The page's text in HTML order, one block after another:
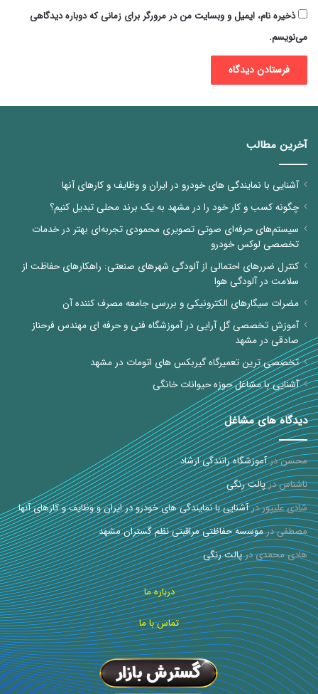
ذخیره نام، ایمیل و وبسایت من در مرورگر برای زمانی که دوباره دیدگاهی
می‌نویسم.
آخرین مطالب
آشنایی با نمایندگی های خودرو در ایران و وظایف و کارهای آنها
چگونه کسب و کار خود را در مشهد به یک برند محلی تبدیل کنیم؟
سیستم‌های حرفه‌ای صوتی تصویری محمودی تجربه‌ای بهتر در خدمات
تخصصی لوکس خودرو
کنترل ضررهای احتمالی از آلودگی شهرهای صنعتی: راهکارهای حفاظت از
سلامت در آلودگی هوا
مضرات سیگارهای الکترونیکی و بررسی جامعه مصرف کننده آن
آموزش تخصصی گل آرایی در آموزشگاه فنی و حرفه ای مهندس فرحناز
صادقی در مشهد
تخصصی ترین تعمیرگاه گیربکس های اتومات در مشهد
آشنایی با مشاغل حوزه حیوانات خانگی
دیدگاه های مشاغل
محسندرآموزشگاه رانندگی ارشاد
ناشناسدرپالت رنگی
شادی علیپوردرآشنایی با نمایندگی های خودرو در ایران و وظایف و کارهای آنها
مصطفیدرموسسه حفاظتی مراقبتی نظم گستران مشهد
هادی محمدیدرپالت رنگی
درباره ما
تماس با ما